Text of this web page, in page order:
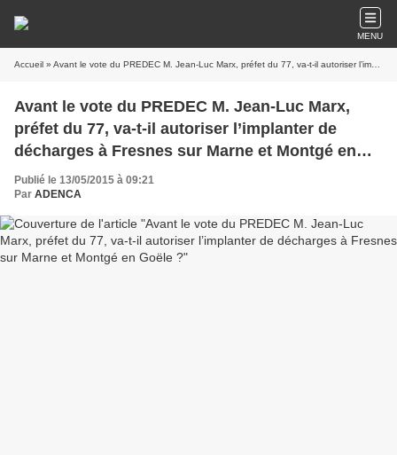
MENU
Accueil » Avant le vote du PREDEC M. Jean-Luc Marx, préfet du 77, va-t-il autoriser l’implanter de décharges à Fresnes sur Marne et Montgé en Goële ?
Avant le vote du PREDEC M. Jean-Luc Marx,
préfet du 77, va-t-il autoriser l’implanter de
décharges à Fresnes sur Marne et Montgé en
Goële ?
Publié le 13/05/2015 à 09:21
Par ADENCA